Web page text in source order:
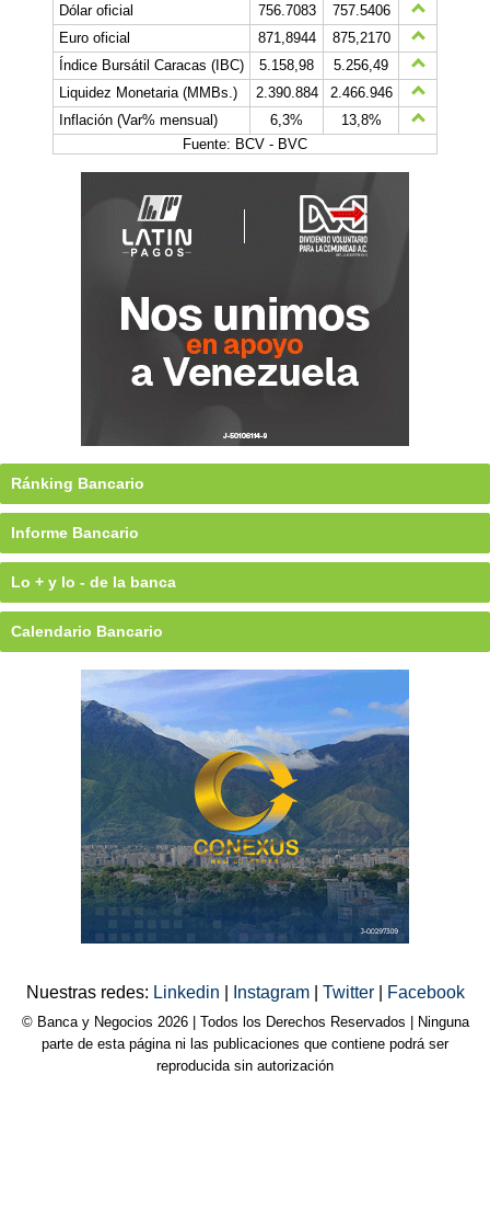
Dólar oficial
756.7083
757.5406
Euro oficial
871,8944
875,2170
Índice Bursátil Caracas (IBC)
5.158,98
5.256,49
Liquidez Monetaria (MMBs.)
2.390.884
2.466.946
Inflación (Var% mensual)
6,3%
13,8%
Fuente: BCV - BVC
Ránking Bancario
Informe Bancario
Lo + y lo - de la banca
Calendario Bancario
Nuestras redes: Linkedin Instagram Twitter Facebook
© Banca y Negocios 2026 | Todos los Derechos Reservados | Ninguna
parte de esta página ni las publicaciones que contiene podrá ser
reproducida sin autorización